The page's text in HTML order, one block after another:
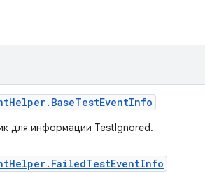
Helper. BaseTestEventInfo
для информации TestIgnored.
Helper. FailedTestEventInfo